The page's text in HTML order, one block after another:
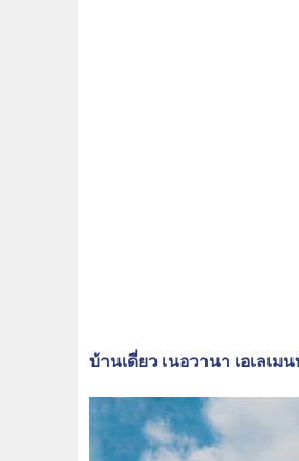
บ้านเดี่ยว เนอวานา เอเลเ